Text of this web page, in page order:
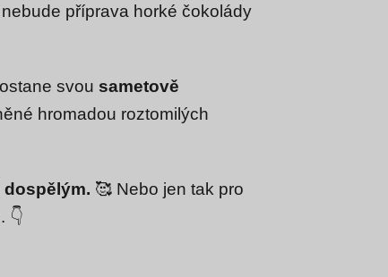
příprava horké čokolády
svou sametově
hromadou roztomilých
dospělým. 🥰 Nebo jen tak pro
👇